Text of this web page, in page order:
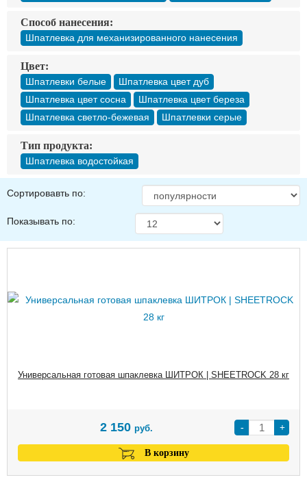
Способ нанесения:
Шпатлевка для механизированного нанесения
Цвет:
Шпатлевки белые
Шпатлевка цвет дуб
Шпатлевка цвет сосна
Шпатлевка цвет береза
Шпатлевка светло-бежевая
Шпатлевки серые
Тип продукта:
Шпатлевка водостойкая
Сортировавть по:
Показывать по:
Универсальная готовая шпаклевка ШИТРОК | SHEETROCK 28 кг
- +
2 150 руб.
В корзину